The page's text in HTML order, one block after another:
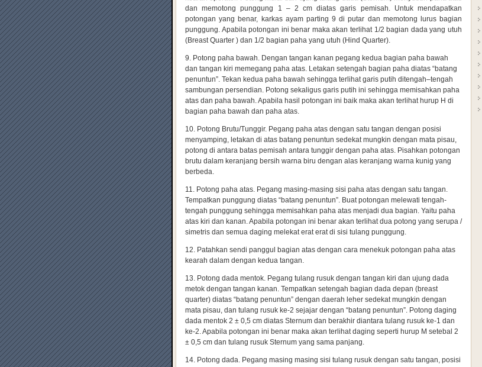
dan memotong punggung 1 – 2 cm diatas garis pemisah. Untuk mendapatkan
potongan yang benar, karkas ayam parting 9 di putar dan memotong lurus bagian
punggung. Apabila potongan ini benar maka akan terlihat 1/2 bagian dada yang utuh
(Breast Quarter ) dan 1/2 bagian paha yang utuh (Hind Quarter).
9. Potong paha bawah. Dengan tangan kanan pegang kedua bagian paha bawah
dan tangan kiri memegang paha atas. Letakan setengah bagian paha diatas “batang
penuntun”. Tekan kedua paha bawah sehingga terlihat garis putih ditengah–tengah
sambungan persendian. Potong sekaligus garis putih ini sehingga memisahkan paha
atas dan paha bawah. Apabila hasil potongan ini baik maka akan terlihat hurup H di
bagian paha bawah dan paha atas.
10. Potong Brutu/Tunggir. Pegang paha atas dengan satu tangan dengan posisi
menyamping, letakan di atas batang penuntun sedekat mungkin dengan mata pisau,
potong di antara batas pemisah antara tunggir dengan paha atas. Pisahkan potongan
brutu dalam keranjang bersih warna biru dengan alas keranjang warna kunig yang
berbeda.
11. Potong paha atas. Pegang masing-masing sisi paha atas dengan satu tangan.
Tempatkan punggung diatas “batang penuntun”. Buat potongan melewati tengah-
tengah punggung sehingga memisahkan paha atas menjadi dua bagian. Yaitu paha
atas kiri dan kanan. Apabila potongan ini benar akan terlihat dua potong yang serupa /
simetris dan semua daging melekat erat erat di sisi tulang punggung.
12. Patahkan sendi panggul bagian atas dengan cara menekuk potongan paha atas
kearah dalam dengan kedua tangan.
13. Potong dada mentok. Pegang tulang rusuk dengan tangan kiri dan ujung dada
metok dengan tangan kanan. Tempatkan setengah bagian dada depan (breast
quarter) diatas “batang penuntun” dengan daerah leher sedekat mungkin dengan
mata pisau, dan tulang rusuk ke-2 sejajar dengan “batang penuntun”. Potong daging
dada mentok 2 ± 0,5 cm diatas Sternum dan berakhir diantara tulang rusuk ke-1 dan
ke-2. Apabila potongan ini benar maka akan terlihat daging seperti hurup M setebal 2
± 0,5 cm dan tulang rusuk Sternum yang sama panjang.
14. Potong dada. Pegang masing masing sisi tulang rusuk dengan satu tangan, posisi